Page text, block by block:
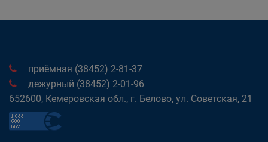
приёмная (38452) 2-81-37
дежурный (38452) 2-01-96
652600, Кемеровская обл., г. Белово, ул. Советская, 21